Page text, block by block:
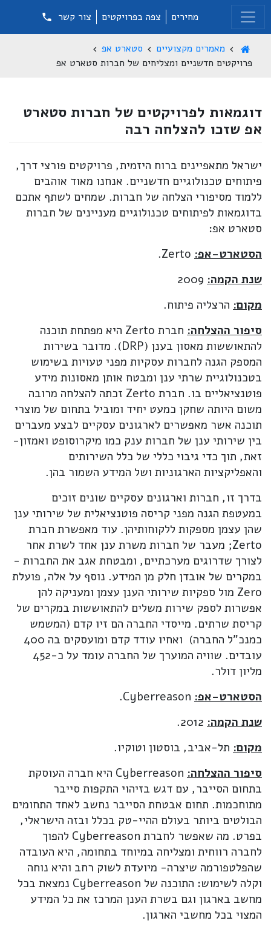
מחירים צפה בפרויקטים צור קשר
מאמרים מקצועיים
סטארט אפ
פרויקטים חדשניים ומצליחים של חברות סטארט אפ
דוגמאות לפרויקטים של חברות סטארט
אפ שזכו להצלחה רבה
ישראל מתאפיינים ברוח היזמית, פרויקטים פורצי דרך,
פיתוחים טכנולוגיים חדשניים. אנחנו מאוד אוהבים
ללמוד מסיפורי הצלחה של חברות. שמחים לשתף אתכם
בדוגמאות לפיתוחים טכנולוגיים מעניינים של חברות
סטארט אפ:
הסטארט-אפ:
שנת הקמה:
מקום: הרצליה פיתוח.
סיפור ההצלחה:
חברת Zerto היא מפתחת תוכנה
להתאוששות מאסון בענן (DRP). מדובר בשירות
המספק הגנה לחברות עסקיות מפני טעויות בשימוש
בטכנולוגיית שרתי ענן ומבטח אותן מאסונות מידע
פוטנציאליים בו. חברת Zerto זכתה להצלחה מרובה
משום היותה שחקן כמעט יחיד ומוביל בתחום של מוצרי
תוכנה אשר מאפשרים לארגונים עסקיים לבצע מעברים
בין שירותי ענן של חברות ענק כמו מיקרוסופט ואמזון-
זאת, תוך כדי גיבוי כללי של כלל השירותים
והאפליקציות הארגוניות ושל המידע השמור בהן.
בדרך זו, חברות וארגונים עסקיים שונים זוכים
במעטפת הגנה מפני קריסה פוטנציאלית של שירותי ענן
שהן עצמן מספקות ללקוחותיהן. עוד מאפשרת חברת
Zerto; מעבר של חברות משרת ענן אחד לשרת אחר
לצורך שדרוגים מערכתיים, ומבטחת אגב את החברות -
במקרים של אובדן חלק מן המידע. נוסף על אלה, פועלת
Zero מול ספקיות שירותי הענן עצמן ומעניקה להן
אפשרות לספק שירות משלים להתאוששות במקרים של
קריסת שרתים. מייסדי החברה הם זיו קדם (המשמש
כמנכ"ל החברה) ואחיו עודד קדם ומועסקים בה 400
עובדים. שוויה המוערך של החברה עומד על כ-452
מליון דולר.
הסטארט-אפ:
שנת הקמה:
מקום: תל-אביב, בוסטון וטוקיו.
סיפור ההצלחה:
Cyberreason היא חברה העוסקת
בתחום הסייבר, עם דגש בזיהוי התקפות סייבר
מתוחכמות. תחום אבטחת הסייבר נחשב לאחד התחומים
הבולטים ביותר בעולם ההיי-טק בכלל ובזה הישראלי,
בפרט. מה שאפשר לחברת Cyberreason להפוך
לחברה רווחית ומצליחה במיוחד בתחומה, היא העובדה
שהפלטפורמה שיצרה- מיועדת לשוק רחב והיא נוחה
וקלה לשימוש: התוכנה של Cyberreason נמצאת בכל
מחשב בארגון וגם בשרת הענן המרכז את כל המידע
המצוי בכל מחשבי הארגון.